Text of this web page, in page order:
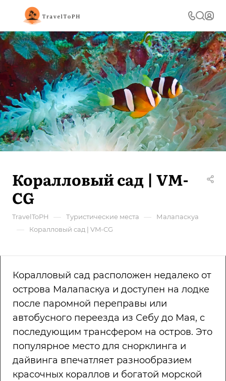
Коралловый сад | VM-
CG
TravelToPH — Туристические места — Малапаскуа
— Коралловый сад | VM-CG
Коралловый сад расположен недалеко от
острова Малапаскуа и доступен на лодке
после паромной переправы или
автобусного переезда из Себу до Мая, с
последующим трансфером на остров. Это
популярное место для снорклинга и
дайвинга впечатляет разнообразием
красочных кораллов и богатой морской